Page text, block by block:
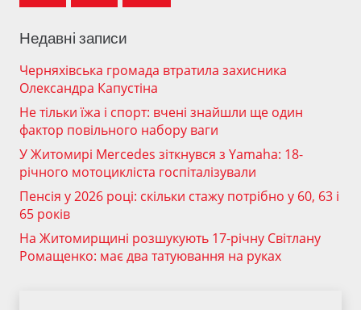
Недавні записи
Черняхівська громада втратила захисника
Олександра Капустіна
Не тільки їжа і спорт: вчені знайшли ще один
фактор повільного набору ваги
У Житомирі Mercedes зіткнувся з Yamaha: 18-
річного мотоцикліста госпіталізували
Пенсія у 2026 році: скільки стажу потрібно у 60, 63 і
65 років
На Житомирщині розшукують 17-річну Світлану
Ромащенко: має два татуювання на руках